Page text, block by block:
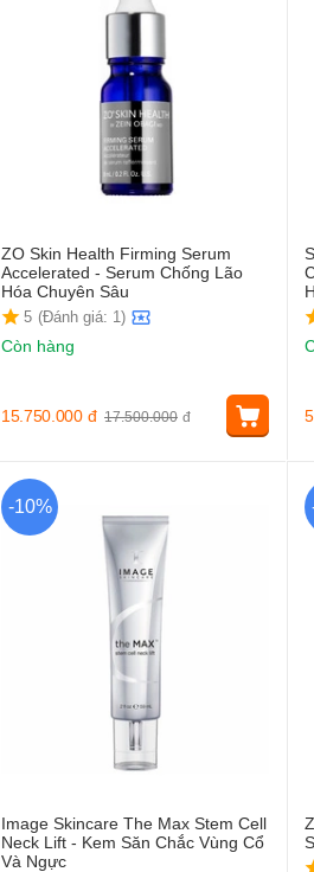
ZO Skin Health Firming Serum
Accelerated - Serum Chống Lão
Hóa Chuyên Sâu
5 (Đánh giá: 1)
Còn hàng
17.500.000 đ
15.750.000 đ
-10%
Image Skincare The Max Stem Cell
Neck Lift - Kem Săn Chắc Vùng Cổ
Và Ngực